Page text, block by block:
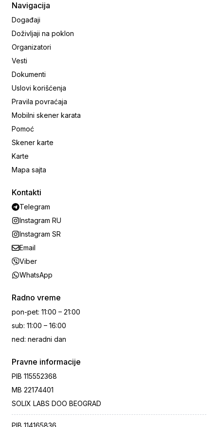
Navigacija
Događaji
Doživljaji na poklon
Organizatori
Vesti
Dokumenti
Uslovi korišćenja
Pravila povraćaja
Mobilni skener karata
Pomoć
Skener karte
Karte
Mapa sajta
Kontakti
Telegram
Instagram RU
Instagram SR
Email
Viber
WhatsApp
Radno vreme
pon-pet: 11:00 – 21:00
sub: 11:00 – 16:00
ned: neradni dan
Pravne informacije
PIB 115552368
MB 22174401
SOLIX LABS DOO BEOGRAD
PIB 114165836